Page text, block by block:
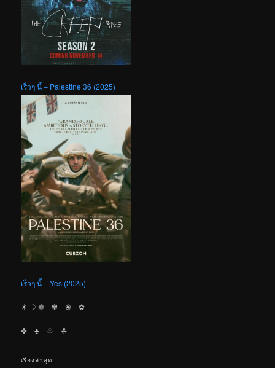
เร็วๆ นี้ – Palestine 36 (2025)
เร็วๆ นี้ – Yes (2025)
☀︎ ☽ ❁ ✾ ❀ ✿
✤ ♣︎ ♧ ☘︎
เรื่องล่าสุด